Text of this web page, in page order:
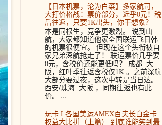
【日本机票，沦为白菜】多家航司，
大打价格战：票价部分，近乎0元！税
后往返，只要1K出头，你干想象？
本是同根生，竞争更激烈。 说到山
航，大家都知道他家全国联运飞日韩
的机票很便宜。 但现在这个头衔被自
家兄弟深航抢走了！ 联运票价几乎要
0元，含税价还能更低吗？ 成都=大
阪，红叶季往返含税仅1K 。之前深航
大部分要过夜，这次中转是当日达。
西安/珠海=大阪 ，同期往返也有此
价。 ...
玩卡 I 各国美运AMEX百夫长白金卡
权益大比拼（上篇） 到底谁能笑到最